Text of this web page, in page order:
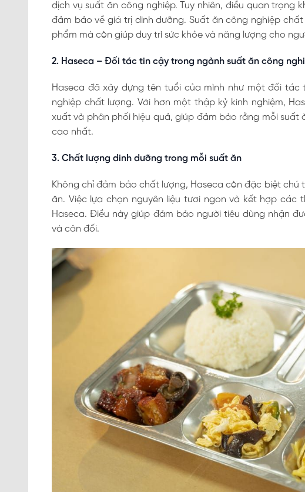
dịch vụ suất ăn công nghiệp. Tuy nhiên, điều quan trọng
đảm bảo về giá trị dinh dưỡng. Suất ăn công nghiệp
phẩm mà còn giúp duy trì sức khỏe và năng lượng cho
2. Haseca – Đối tác tin cậy trong ngành suất ăn công
Haseca đã xây dựng tên tuổi của mình như một đối
nghiệp chất lượng. Với hơn một thập kỷ kinh nghiệm,
xuất và phân phối hiệu quả, giúp đảm bảo rằng mỗi
cao nhất.
3. Chất lượng dinh dưỡng trong mỗi suất ăn
Không chỉ đảm bảo chất lượng, Haseca còn đặc biệt
ăn. Việc lựa chọn nguyên liệu tươi ngon và kết hợp các
Haseca. Điều này giúp đảm bảo người tiêu dùng nhận
và cân đối.